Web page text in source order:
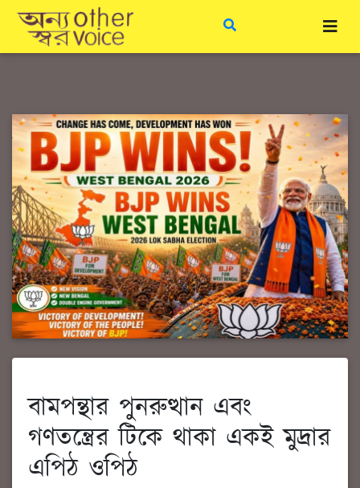
বামপন্থার পুনরুত্থান এবং
গণতন্ত্রের টিকে থাকা একই মুদ্রার
এপিঠ ওপিঠ